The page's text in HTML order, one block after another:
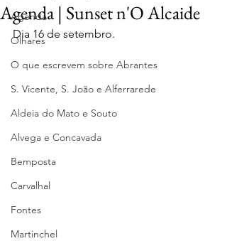
Agenda
Olhares
O que escrevem sobre Abrantes
S. Vicente, S. João e Alferrarede
Aldeia do Mato e Souto
Alvega e Concavada
Bemposta
Carvalhal
Fontes
Martinchel
Agenda | Sunset n'O Alcaide
Dia 16 de setembro.